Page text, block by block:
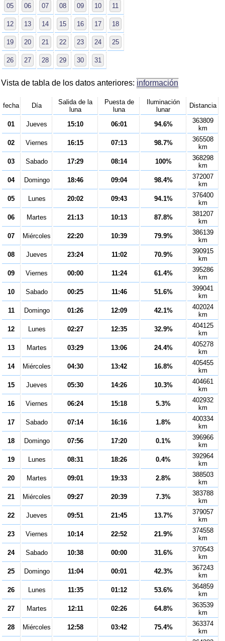
05 06 07 08 09 10 11
12 13 14 15 16 17 18
19 20 21 22 23 24 25
26 27 28 29 30 31
Vista de tabla de los datos anteriores: información
fecha Día
Salida de la
luna
Puesta de
luna
Iluminación
lunar
Distancia
01 Jueves 15:10 06:01 94.6%
363809
km
02
Viernes 16:15 07:13 98.7%
365508
km
03
Sabado 17:29 08:14 100%
368298
km
04
Domingo 18:46 09:04 98.4%
372007
km
05
Lunes 20:02 09:43 94.1%
376400
km
06
Martes 21:13 10:13 87.8%
381207
km
07
Miércoles 22:20 10:39 79.9%
386139
km
08
Jueves 23:24 11:02 70.9%
390915
km
09
Viernes 00:00 11:24 61.4%
395286
km
10
Sabado 00:25 11:46 51.6%
399041
km
11
Domingo 01:26 12:09 42.1%
402024
km
12
Lunes 02:27 12:35 32.9%
404125
km
13
Martes 03:29 13:06 24.4%
405278
km
14
Miércoles 04:30 13:42 16.8%
405455
km
15
Jueves 05:30 14:26 10.3%
404661
km
16
Viernes 06:24 15:18 5.3%
402932
km
17
Sabado 07:14 16:16 1.8%
400334
km
18
Domingo 07:56 17:20 0.1%
396966
km
19
Lunes 08:31 18:26 0.4%
392964
km
20
Martes 09:01 19:33 2.8%
388503
km
21
Miércoles 09:27 20:39 7.3%
383788
km
22
Jueves 09:51 21:45 13.7%
379057
km
23
Viernes 10:14 22:52 21.9%
374558
km
24
Sabado 10:38 00:00 31.6%
370543
km
25
Domingo 11:04 00:01 42.3%
367243
km
26
Lunes 11:35 01:12 53.6%
364859
km
27
Martes 12:11 02:26 64.8%
363539
km
28
Miércoles 12:58 03:42 75.4%
363374
km